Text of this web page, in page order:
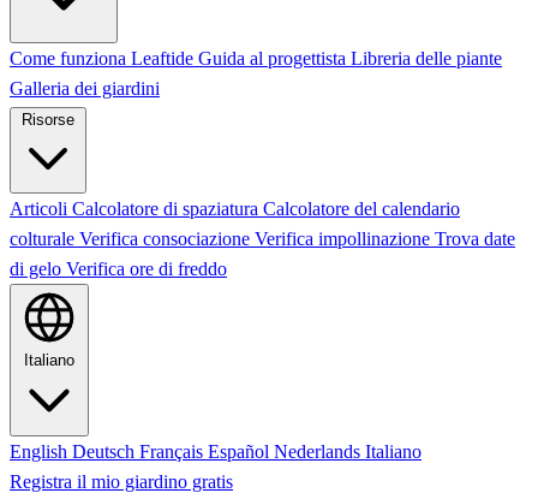
Come funziona Leaftide Guida al progettista Libreria delle piante
Galleria dei giardini
Risorse
Articoli Calcolatore di spaziatura Calcolatore del calendario
colturale Verifica consociazione Verifica impollinazione Trova date
di gelo Verifica ore di freddo
Italiano
English Deutsch Français Español Nederlands Italiano
Registra il mio giardino gratis